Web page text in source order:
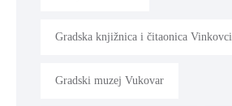
Gradska knjižnica i čitaonica Vinkovci
Gradski muzej Vukovar